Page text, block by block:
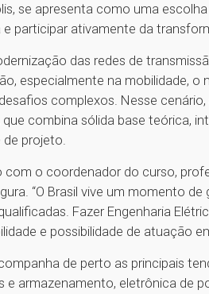
se apresenta como uma
participar ativamente da
das redes de
especialmente na mobilidade,
complexos. Nesse
que combina sólida base teórica,
de projeto.
com o coordenador do curso,
“O Brasil vive um momento
Fazer Engenharia
e possibilidade de atuação
de perto as principais
e armazenamento, eletrônica de